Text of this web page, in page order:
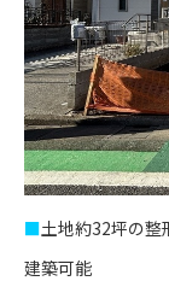
■土地約32坪の整
建築可能